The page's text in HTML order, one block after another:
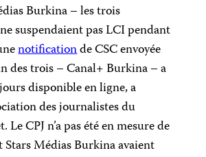
Burkina – les trois
suspendaient pas LCI pendant
notificationde CSC envoyée
des trois – Canal+ Burkina – a
disponible en ligne, a
des journalistes du
CPJ n’a pas été en mesure de
Médias Burkina avaient